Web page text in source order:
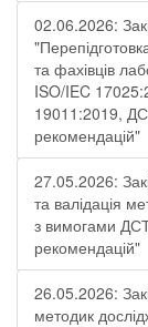
02.06.2026:
та фахівців
ISO/IEC
19011:2019,
рекомендацій"
27.05.2026:
та валідація
з вимогами
рекомендацій"
26.05.2026:
методик